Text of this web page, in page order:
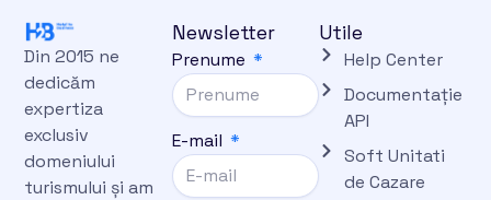
Din 2015 ne
dedicăm
expertiza
exclusiv
domeniului
turismului și am
Newsletter
Prenume
E-mail
Utile
Help Center
Documentație
API
Soft Unitati
de Cazare